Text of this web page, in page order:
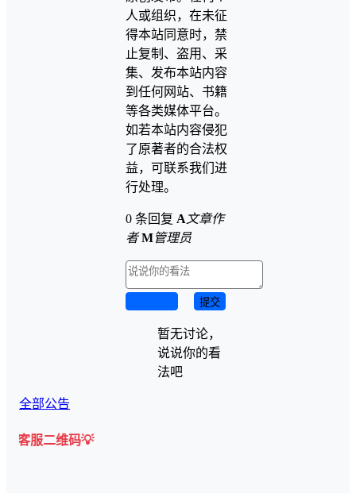
人或组织，在未征
得本站同意时，禁
止复制、盗用、采
集、发布本站内容
到任何网站、书籍
等各类媒体平台。
如若本站内容侵犯
了原著者的合法权
益，可联系我们进
行处理。
0 条回复 A 文章作
者 M管理员
提交
暂无讨论，
说说你的看
法吧
全部公告
码💡